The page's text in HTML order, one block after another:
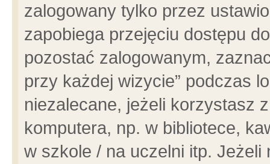
zalogowany tylko przez
zapobiega przejęciu dostępu
pozostać zalogowanym,
przy każdej wizycie” podczas
niezalecane, jeżeli korzystasz
komputera, np. w bibliotece,
w szkole / na uczelni itp.